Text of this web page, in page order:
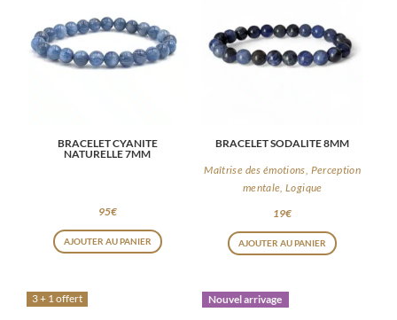
BRACELET CYANITE
NATURELLE 7MM
95€
AJOUTER AU PANIER
BRACELET SODALITE 8MM
Maîtrise des émotions, Perception
mentale, Logique
19€
AJOUTER AU PANIER
3 + 1 offert Nouvel arrivage